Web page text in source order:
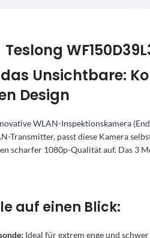
Teslong
das Unsichtbare:
Design
WLAN-Inspektionskamera
Transmitter, passt diese Kamera
scharfer 1080p-Qualität auf. Das 3
auf einen Blick:
Ideal für extrem enge und